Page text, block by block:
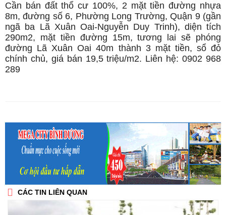
Cần bán đất thổ cư 100%, 2 mặt tiền đường nhựa
8m, đường số 6, Phường Long Trường, Quận 9 (gần
ngã ba Lã Xuân Oai-Nguyễn Duy Trinh), diện tích
290m2, mặt tiền đường 15m, tương lai sẽ phóng
đường Lã Xuân Oai 40m thành 3 mặt tiền, sổ đỏ
chính chủ, giá bán 19,5 triệu/m2. Liên hệ: 0902 968
289
CÁC TIN LIÊN QUAN